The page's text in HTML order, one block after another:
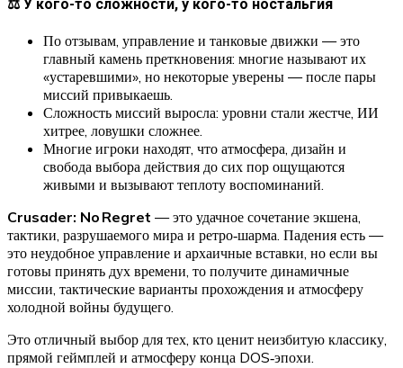
⚖ У кого-то сложности, у кого-то ностальгия
По отзывам, управление и танковые движки — это
главный камень преткновения: многие называют их
«устаревшими», но некоторые уверены — после пары
миссий привыкаешь.
Сложность миссий выросла: уровни стали жестче, ИИ
хитрее, ловушки сложнее.
Многие игроки находят, что атмосфера, дизайн и
свобода выбора действия до сих пор ощущаются
живыми и вызывают теплоту воспоминаний.
Crusader: No Regret — это удачное сочетание экшена,
тактики, разрушаемого мира и ретро‑шарма. Падения есть —
это неудобное управление и архаичные вставки, но если вы
готовы принять дух времени, то получите динамичные
миссии, тактические варианты прохождения и атмосферу
холодной войны будущего.
Это отличный выбор для тех, кто ценит неизбитую классику,
прямой геймплей и атмосферу конца DOS‑эпохи.